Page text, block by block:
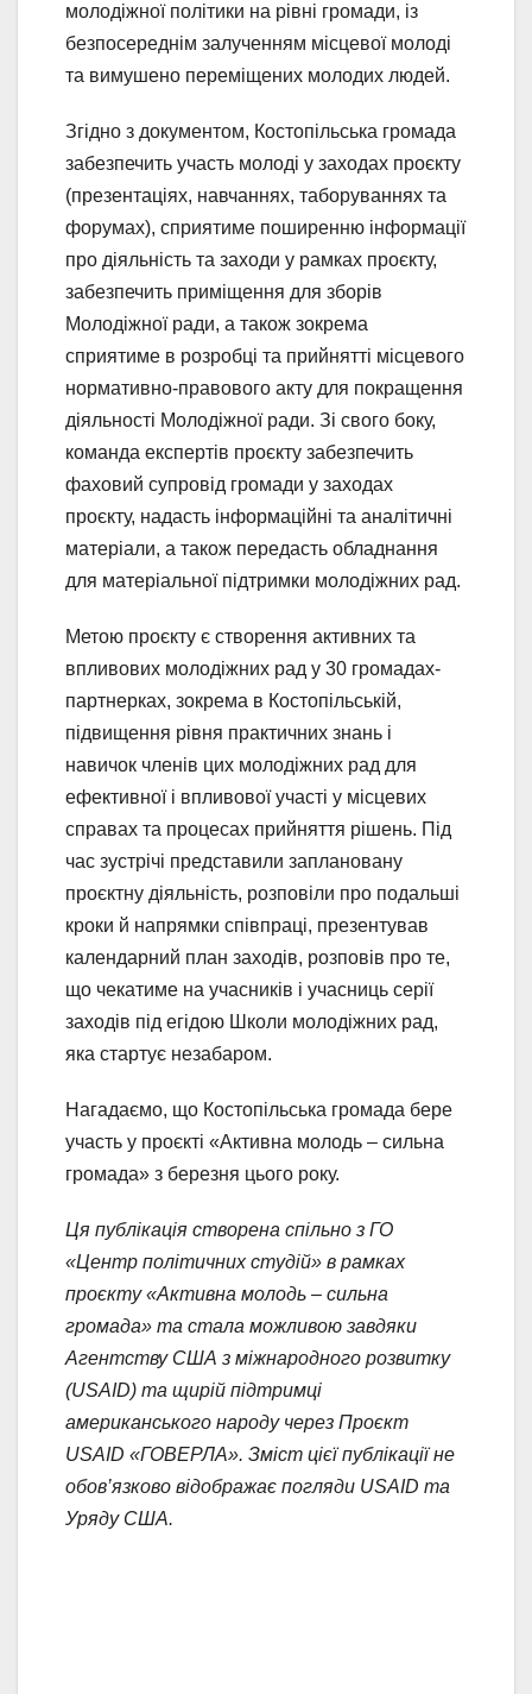
молодіжної політики на рівні громади, із
безпосереднім залученням місцевої молоді
та вимушено переміщених молодих людей.
Згідно з документом, Костопільська громада
забезпечить участь молоді у заходах проєкту
(презентаціях, навчаннях, таборуваннях та
форумах), сприятиме поширенню інформації
про діяльність та заходи у рамках проєкту,
забезпечить приміщення для зборів
Молодіжної ради, а також зокрема
сприятиме в розробці та прийнятті місцевого
нормативно-правового акту для покращення
діяльності Молодіжної ради. Зі свого боку,
команда експертів проєкту забезпечить
фаховий супровід громади у заходах
проєкту, надасть інформаційні та аналітичні
матеріали, а також передасть обладнання
для матеріальної підтримки молодіжних рад.
Метою проєкту є створення активних та
впливових молодіжних рад у 30 громадах-
партнерках, зокрема в Костопільській,
підвищення рівня практичних знань і
навичок членів цих молодіжних рад для
ефективної і впливової участі у місцевих
справах та процесах прийняття рішень. Під
час зустрічі представили заплановану
проєктну діяльність, розповіли про подальші
кроки й напрямки співпраці, презентував
календарний план заходів, розповів про те,
що чекатиме на учасників і учасниць серії
заходів під егідою Школи молодіжних рад,
яка стартує незабаром.
Нагадаємо, що Костопільська громада бере
участь у проєкті «Активна молодь – сильна
громада» з березня цього року.
Ця публікація створена спільно з ГО
«Центр політичних студій» в рамках
проєкту «Активна молодь – сильна
громада» та стала можливою завдяки
Агентству США з міжнародного розвитку
(USAID) та щирій підтримці
американського народу через Проєкт
USAID «ГОВЕРЛА». Зміст цієї публікації не
обов’язково відображає погляди USAID та
Уряду США.